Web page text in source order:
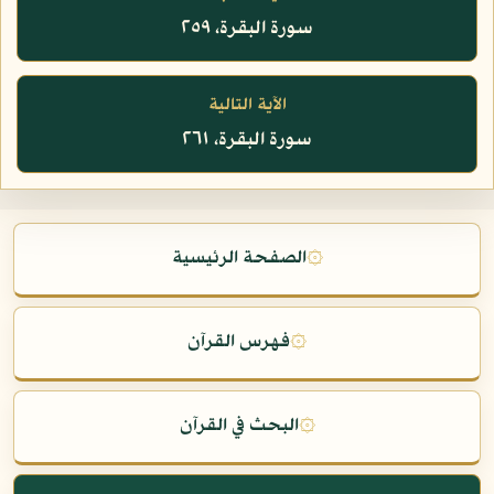
سورة البقرة، ٢٥٩
الآية التالية
سورة البقرة، ٢٦١
۞الصفحة الرئيسية
۞فهرس القرآن
۞البحث في القرآن